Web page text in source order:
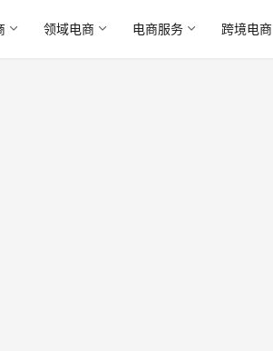
领域电商 电商服务 跨境电商